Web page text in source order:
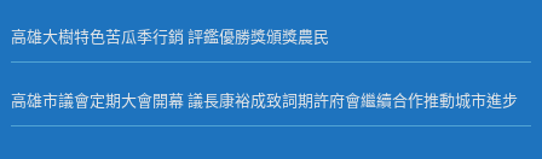
高雄大樹特色苦瓜季行銷 評鑑優勝獎頒獎農民
高雄市議會定期大會開幕 議長康裕成致詞期許府會繼續合作推動城市進步